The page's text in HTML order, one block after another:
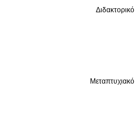
Διδακτορικό
Μεταπτυχιακό